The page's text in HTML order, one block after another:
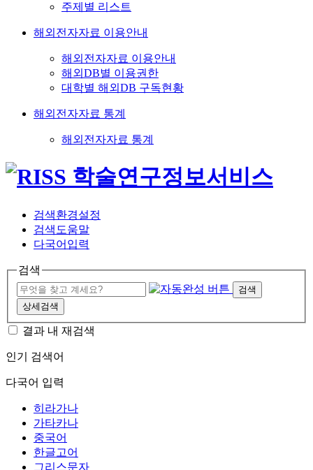
주제별 리스트
해외전자자료 이용안내
해외전자자료 이용안내
해외DB별 이용권한
대학별 해외DB 구독현황
해외전자자료 통계
해외전자자료 통계
검색환경설정
검색도움말
다국어입력
검색
검색
상세검색
결과 내 재검색
인기 검색어
다국어 입력
히라가나
가타카나
중국어
한글고어
그리스문자